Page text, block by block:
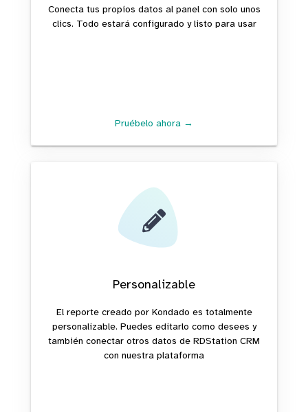
Conecta tus propios datos al panel con solo unos
clics. Todo estará configurado y listo para usar
Pruébelo ahora →
Personalizable
El reporte creado por Kondado es totalmente
personalizable. Puedes editarlo como desees y
también conectar otros datos de RDStation CRM
con nuestra plataforma